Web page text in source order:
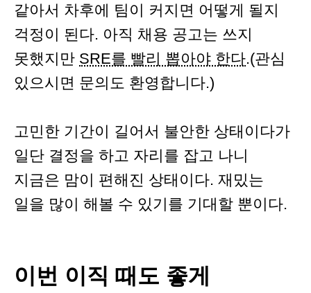
같아서 차후에 팀이 커지면 어떻게 될지
걱정이 된다. 아직 채용 공고는 쓰지
못했지만 SRE를 빨리 뽑아야 한다.(관심
있으시면 문의도 환영합니다.)
고민한 기간이 길어서 불안한 상태이다가
일단 결정을 하고 자리를 잡고 나니
지금은 맘이 편해진 상태이다. 재밌는
일을 많이 해볼 수 있기를 기대할 뿐이다.
이번 이직 때도 좋게